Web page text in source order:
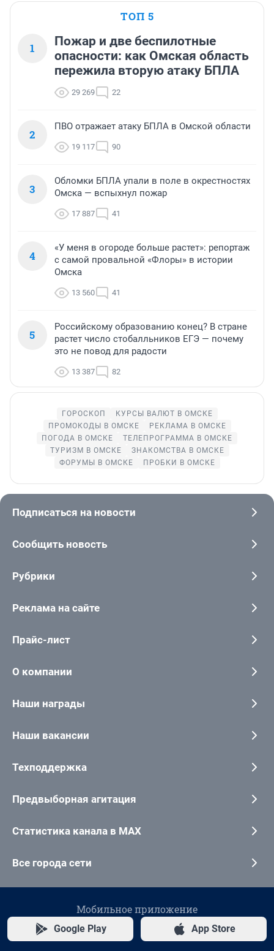
ТОП 5
1
Пожар и две беспилотные
опасности: как Омская область
пережила вторую атаку БПЛА
29 269 22
2
ПВО отражает атаку БПЛА в Омской области
19 117 90
3
Обломки БПЛА упали в поле в окрестностях
Омска — вспыхнул пожар
17 887 41
4
«У меня в огороде больше растет»: репортаж
с самой провальной «Флоры» в истории
Омска
13 560 41
5
Российскому образованию конец? В стране
растет число стобалльников ЕГЭ — почему
это не повод для радости
13 387 82
ГОРОСКОП
КУРСЫ ВАЛЮТ В ОМСКЕ
ПРОМОКОДЫ В ОМСКЕ
РЕКЛАМА В ОМСКЕ
ПОГОДА В ОМСКЕ
ТЕЛЕПРОГРАММА В ОМСКЕ
ТУРИЗМ В ОМСКЕ
ЗНАКОМСТВА В ОМСКЕ
ФОРУМЫ В ОМСКЕ
ПРОБКИ В ОМСКЕ
Подписаться на новости
Сообщить новость
Рубрики
Реклама на сайте
Прайс-лист
О компании
Наши награды
Наши вакансии
Техподдержка
Предвыборная агитация
Статистика канала в MAX
Все города сети
Мобильное приложение
Google Play App Store